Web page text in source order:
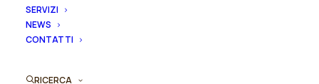
SERVIZI
NEWS
CONTATTI
RICERCA
"Heart
Racer"
quantità
Ordina subito questo prodotto!
Puoi acquistare ora questo prodotto contattandoci e
quantità